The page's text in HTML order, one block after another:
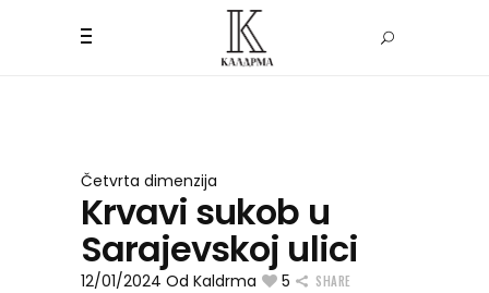
Četvrta dimenzija
Krvavi sukob u
Sarajevskoj ulici
12/01/2024 Od Kaldrma 5 SHARE